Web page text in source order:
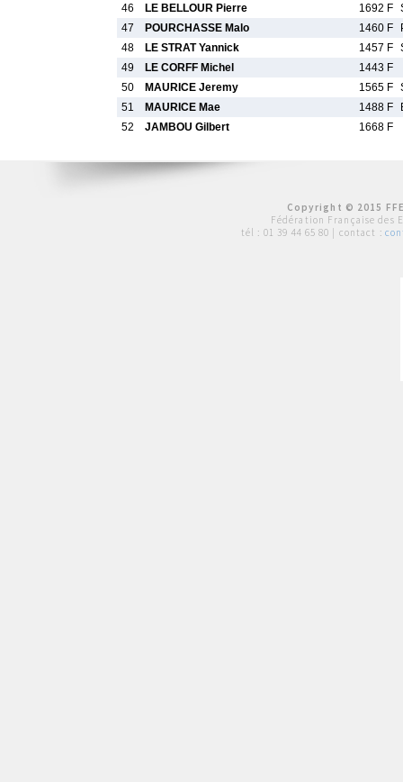
46
LE BELLOUR Pierre 1692 F
47
POURCHASSE Malo 1460 F
48
LE STRAT Yannick 1457 F
49
LE CORFF Michel 1443 F
50
MAURICE Jeremy 1565 F
51
MAURICE Mae 1488 F
52
JAMBOU Gilbert 1668 F
Copyright © 2015
Fédération Française des
tél : 01 39 44 65 80 | contact :